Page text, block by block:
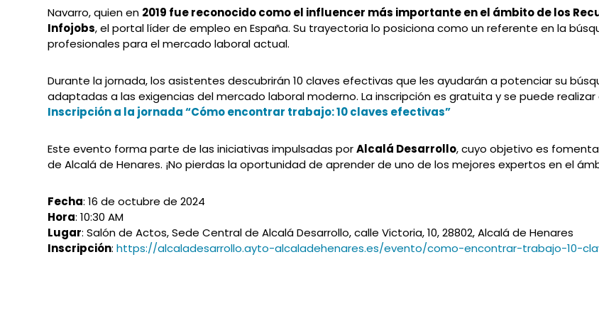
Navarro, quien en 2019 fue reconocido como el influencer más importante en el ámbito de los
Infojobs, el portal líder de empleo en España. Su trayectoria lo posiciona como un referente en la
profesionales para el mercado laboral actual.
Durante la jornada, los asistentes descubrirán 10 claves efectivas que les ayudarán a potenciar su
adaptadas a las exigencias del mercado laboral moderno. La inscripción es gratuita y se puede
Inscripción a la jornada “Cómo encontrar trabajo: 10 claves efectivas”
Este evento forma parte de las iniciativas impulsadas porAlcalá Desarrollo, cuyo objetivo es
de Alcalá de Henares. ¡No pierdas la oportunidad de aprender de uno de los mejores expertos en el
Fecha: 16 de octubre de 2024
Hora: 10:30 AM
Lugar: Salón de Actos, Sede Central de Alcalá Desarrollo, calle Victoria, 10, 28802, Alcalá de Henares
Inscripción:https://alcaladesarrollo.ayto-alcaladehenares.es/evento/como-encontrar-trabajo-10-